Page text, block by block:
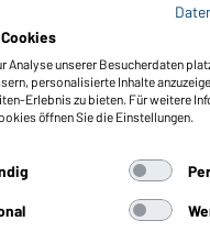
Hinweisgeberschutz
Analyse unserer Besucherdaten
personalisierte Inhalte
Erlebnis zu bieten. Für weitere
öffnen Sie die Einstellungen.